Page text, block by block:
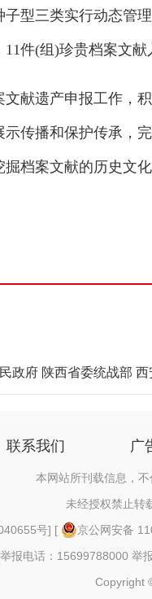
型三类实行动态管
件(组)珍贵档案文献
遗产申报工作，
传播和保护传承，
档案文献的历史文
政府 陕西省委统战部 西
联系我们 广
本网站所刊载信息，
未经授权禁止转
号] [ 京公网安备
报电话：15699788000 举
Copyright